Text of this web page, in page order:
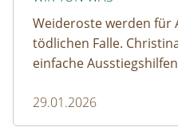
Weideroste werden für
tödlichen Falle.
einfache
Aufwand.
29.01.2026